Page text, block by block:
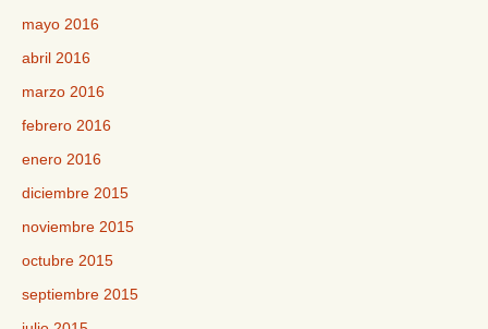
mayo 2016
abril 2016
marzo 2016
febrero 2016
enero 2016
diciembre 2015
noviembre 2015
octubre 2015
septiembre 2015